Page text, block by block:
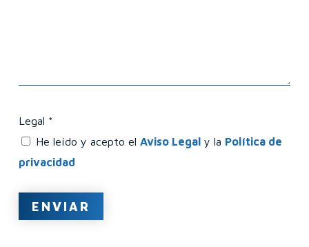
Legal *
He leído y acepto el Aviso Legal y la Política de
privacidad